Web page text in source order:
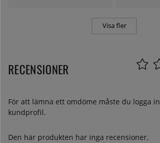
Visa fler
RECENSIONER
För att lämna ett omdöme måste du logga in
kundprofil.
Den här produkten har inga recensioner.